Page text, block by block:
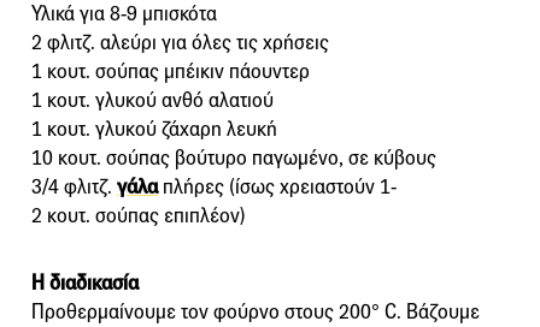
Υλικά για 8-9 μπισκότα
2 φλιτζ. αλεύρι για όλες τις χρήσεις
1 κουτ. σούπας μπέικιν πάουντερ
1 κουτ. γλυκού ανθό αλατιού
1 κουτ. γλυκού ζάχαρη λευκή
10 κουτ. σούπας βούτυρο παγωμένο, σε κύβους
3/4 φλιτζ. γάλαπλήρες (ίσως χρειαστούν 1-
2 κουτ. σούπας επιπλέον)
Η διαδικασία
Προθερμαίνουμε τον φούρνο στους 200° C. Βάζουμε